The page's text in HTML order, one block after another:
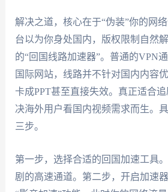
解决之道，核心在于“伪装”你的网
台以为你身处国内，版权限制自然
的“回国线路加速器”。普通的VPN
国际网站，线路并不针对国内内容
卡成PPT甚至直接失效。真正适合
决海外用户看国内视频需求而生。
三步。
第一步，选择合适的回国加速工具
剧的高速通道。第二步，开启加速